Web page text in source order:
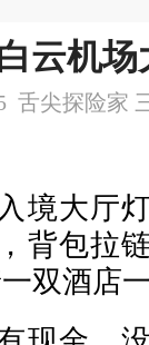
云机
舌尖探险家
境大厅
背包拉
双酒店